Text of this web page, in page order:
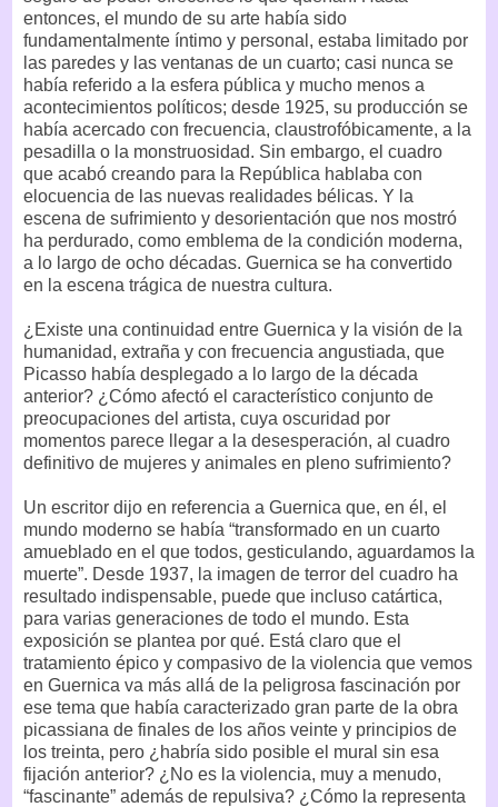
entonces, el mundo de su arte había sido
fundamentalmente íntimo y personal, estaba limitado por
las paredes y las ventanas de un cuarto; casi nunca se
había referido a la esfera pública y mucho menos a
acontecimientos políticos; desde 1925, su producción se
había acercado con frecuencia, claustrofóbicamente, a la
pesadilla o la monstruosidad. Sin embargo, el cuadro
que acabó creando para la República hablaba con
elocuencia de las nuevas realidades bélicas. Y la
escena de sufrimiento y desorientación que nos mostró
ha perdurado, como emblema de la condición moderna,
a lo largo de ocho décadas. Guernica se ha convertido
en la escena trágica de nuestra cultura.
¿Existe una continuidad entre Guernica y la visión de la
humanidad, extraña y con frecuencia angustiada, que
Picasso había desplegado a lo largo de la década
anterior? ¿Cómo afectó el característico conjunto de
preocupaciones del artista, cuya oscuridad por
momentos parece llegar a la desesperación, al cuadro
definitivo de mujeres y animales en pleno sufrimiento?
Un escritor dijo en referencia a Guernica que, en él, el
mundo moderno se había “transformado en un cuarto
amueblado en el que todos, gesticulando, aguardamos la
muerte”. Desde 1937, la imagen de terror del cuadro ha
resultado indispensable, puede que incluso catártica,
para varias generaciones de todo el mundo. Esta
exposición se plantea por qué. Está claro que el
tratamiento épico y compasivo de la violencia que vemos
en Guernica va más allá de la peligrosa fascinación por
ese tema que había caracterizado gran parte de la obra
picassiana de finales de los años veinte y principios de
los treinta, pero ¿habría sido posible el mural sin esa
fijación anterior? ¿No es la violencia, muy a menudo,
“fascinante” además de repulsiva? ¿Cómo la representa